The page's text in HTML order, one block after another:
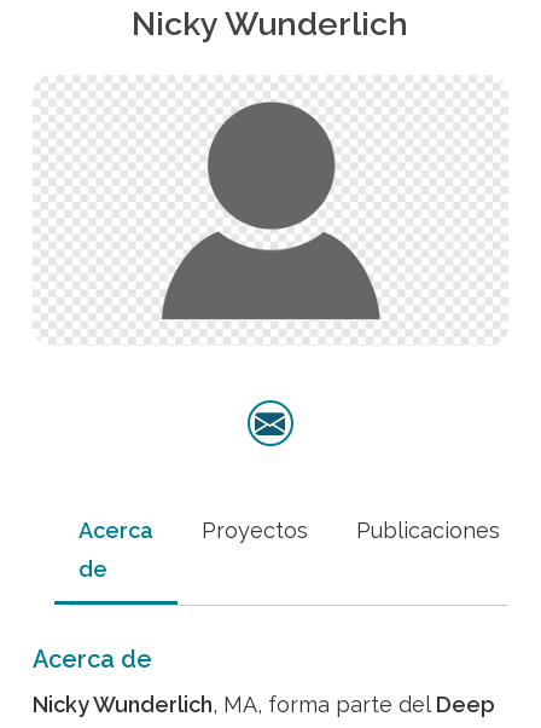
Nicky Wunderlich
Acerca
de
Proyectos Publicaciones
Acerca de
Nicky Wunderlich, MA, forma parte del Deep